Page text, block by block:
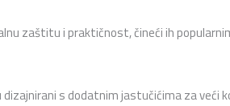
zaštitu i praktičnost, čineći ih
s dodatnim jastučićima za veći